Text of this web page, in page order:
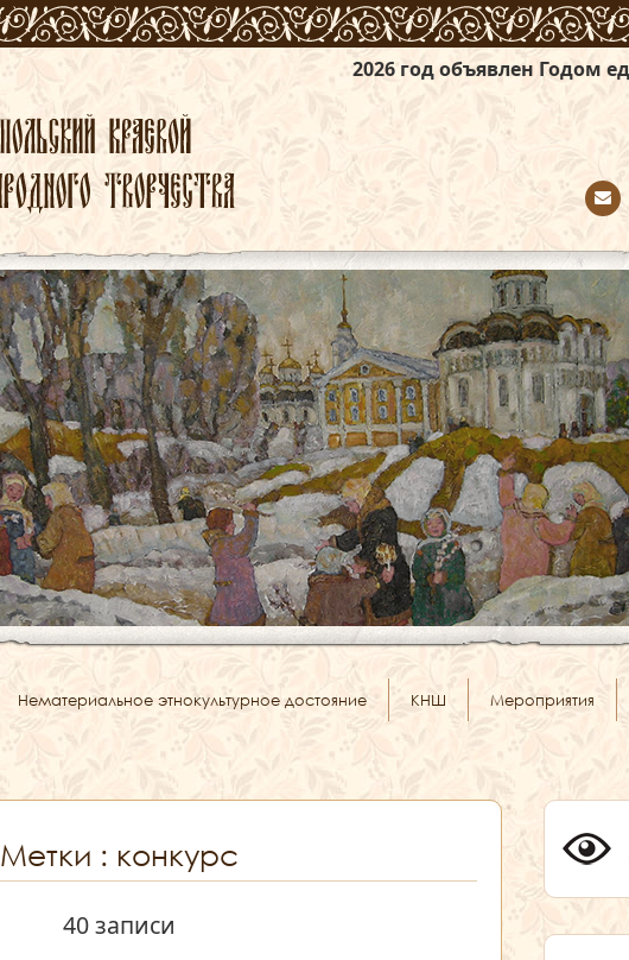
2026 год объявлен Годом единства народов
tact
Нематериальное этнокультурное достояние КНШ Мероприятия
Метки : конкурс
40 записи